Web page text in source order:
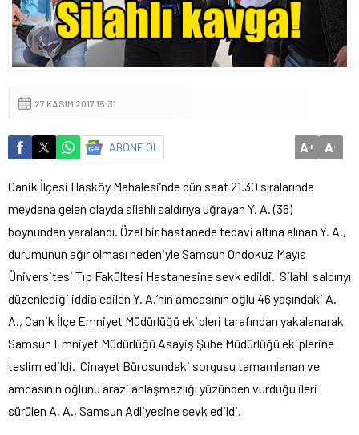
27 KASIM 2017 15:31
ABONE OL A+ A-
Canik İlçesi Hasköy Mahalesi’nde dün saat 21.30 sıralarında
meydana gelen olayda silahlı saldırıya uğrayan Y. A. (36)
boynundan yaralandı. Özel bir hastanede tedavi altına alınan Y. A.,
durumunun ağır olması nedeniyle Samsun Ondokuz Mayıs
Üniversitesi Tıp Fakültesi Hastanesine sevk edildi. Silahlı saldırıyı
düzenlediği iddia edilen Y. A.’nın amcasının oğlu 46 yaşındaki A.
A., Canik İlçe Emniyet Müdürlüğü ekipleri tarafından yakalanarak
Samsun Emniyet Müdürlüğü Asayiş Şube Müdürlüğü ekiplerine
teslim edildi. Cinayet Bürosundaki sorgusu tamamlanan ve
amcasının oğlunu arazi anlaşmazlığı yüzünden vurduğu ileri
sürülen A. A., Samsun Adliyesine sevk edildi.